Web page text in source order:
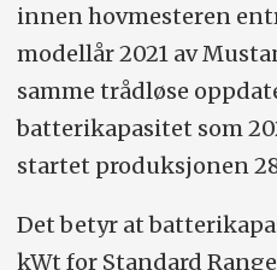
innen hovmesteren
modellår 2021 av
samme trådløse
batterikapasitet som
startet produksjonen
Det betyr at
kWt for Standard